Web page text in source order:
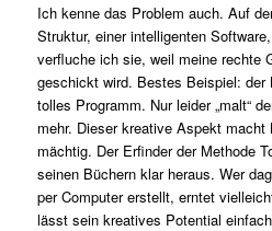
Ich kenne das Problem auch. Auf
Struktur, einer intelligenten
verfluche ich sie, weil meine rechte
geschickt wird. Bestes Beispiel: der
tolles Programm. Nur leider „malt“
mehr. Dieser kreative Aspekt macht
mächtig. Der Erfinder der Methode
seinen Büchern klar heraus. Wer
per Computer erstellt, erntet
lässt sein kreatives Potential